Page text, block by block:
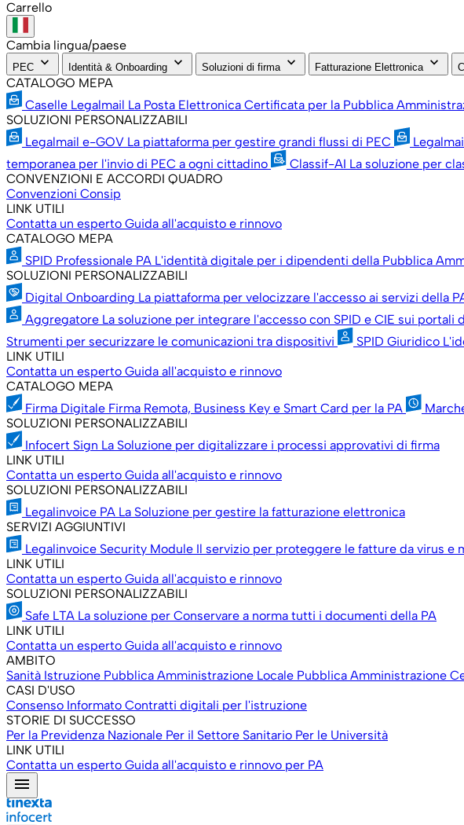
Carrello
Cambia lingua/paese
PEC keyboard_arrow_down Identità & Onboarding keyboard_arrow_down Soluzioni di firma keyboard_arrow_down Fatturazione Elettronica keyboard_arrow_down
CATALOGO MEPA
Caselle Legalmail La Posta Elettronica Certificata per la Pubblica
SOLUZIONI PERSONALIZZABILI
Legalmail e-GOV La piattaforma per gestire grandi flussi di PEC
temporanea per l'invio di PEC a ogni cittadino
Classif-AI La soluzione per
CONVENZIONI E ACCORDI QUADRO
Convenzioni Consip
LINK UTILI
Contatta un esperto Guida all'acquisto e rinnovo
CATALOGO MEPA
SPID Professionale PA L'identità digitale per i dipendenti della Pubblica
SOLUZIONI PERSONALIZZABILI
Digital Onboarding La piattaforma per velocizzare l'accesso ai servizi della
Aggregatore La soluzione per integrare l'accesso con SPID e CIE sui portali
Strumenti per securizzare le comunicazioni tra dispositivi
SPID Giuridico
LINK UTILI
Contatta un esperto Guida all'acquisto e rinnovo
CATALOGO MEPA
Firma Digitale Firma Remota, Business Key e Smart Card per la PA
SOLUZIONI PERSONALIZZABILI
Infocert Sign La Soluzione per digitalizzare i processi approvativi di firma
LINK UTILI
Contatta un esperto Guida all'acquisto e rinnovo
SOLUZIONI PERSONALIZZABILI
Legalinvoice PA La Soluzione per gestire la fatturazione elettronica
SERVIZI AGGIUNTIVI
Legalinvoice Security Module Il servizio per proteggere le fatture da virus e
LINK UTILI
Contatta un esperto Guida all'acquisto e rinnovo
SOLUZIONI PERSONALIZZABILI
Safe LTA La soluzione per Conservare a norma tutti i documenti della PA
LINK UTILI
Contatta un esperto Guida all'acquisto e rinnovo
AMBITO
Sanità Istruzione Pubblica Amministrazione Locale Pubblica Amministrazione
CASI D'USO
Consenso Informato Contratti digitali per l'istruzione
STORIE DI SUCCESSO
Per la Previdenza Nazionale Per il Settore Sanitario Per le Università
LINK UTILI
Contatta un esperto Guida all'acquisto e rinnovo per PA
menu